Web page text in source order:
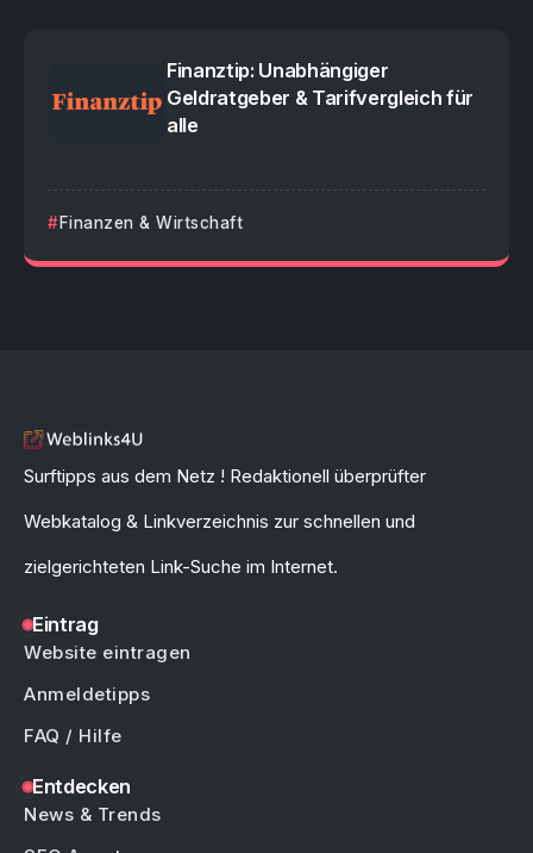
Finanztip: Unabhängiger
Geldratgeber & Tarifvergleich für
alle
Finanzen & Wirtschaft
Surftipps aus dem Netz ! Redaktionell überprüfter
Webkatalog & Linkverzeichnis zur schnellen und
zielgerichteten Link-Suche im Internet.
Eintrag
Website eintragen
Anmeldetipps
FAQ / Hilfe
Entdecken
News & Trends